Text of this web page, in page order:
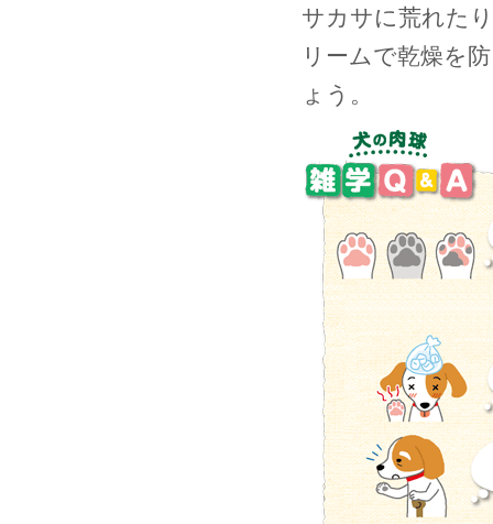
サカサに荒れた
リームで乾燥を
ょう。